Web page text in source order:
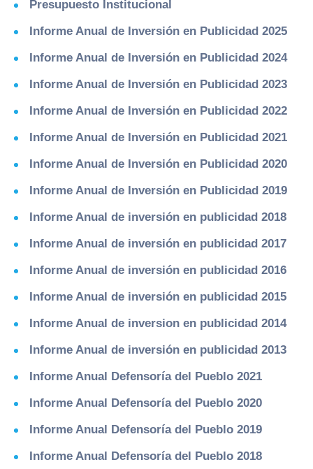
Presupuesto Institucional
Informe Anual de Inversión en Publicidad 2025
Informe Anual de Inversión en Publicidad 2024
Informe Anual de Inversión en Publicidad 2023
Informe Anual de Inversión en Publicidad 2022
Informe Anual de Inversión en Publicidad 2021
Informe Anual de Inversión en Publicidad 2020
Informe Anual de Inversión en Publicidad 2019
Informe Anual de inversión en publicidad 2018
Informe Anual de inversión en publicidad 2017
Informe Anual de inversión en publicidad 2016
Informe Anual de inversión en publicidad 2015
Informe Anual de inversion en publicidad 2014
Informe Anual de inversión en publicidad 2013
Informe Anual Defensoría del Pueblo 2021
Informe Anual Defensoría del Pueblo 2020
Informe Anual Defensoría del Pueblo 2019
Informe Anual Defensoría del Pueblo 2018